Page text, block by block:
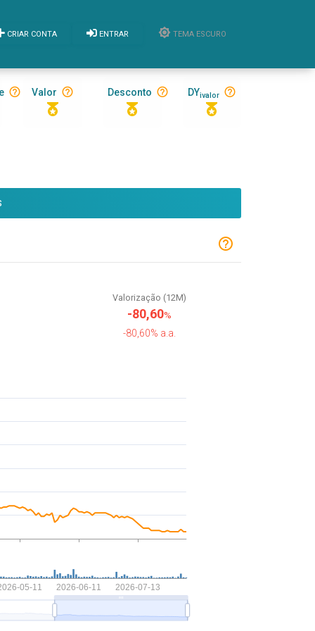
CRIAR CONTA ENTRAR TEMA ESCURO
Valor Desconto DYivalor
Valorização (12M)
-80,60%
-80,60% a.a.